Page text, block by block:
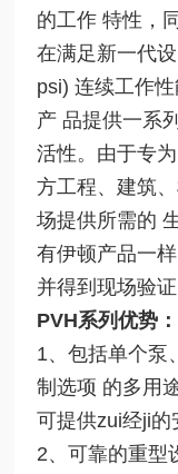
的工作 特性，
在满足新一代
psi) 连续工作
产 品提供一系
活性。由于专
方工程、建筑
场提供所需的
有伊顿产品一
并得到现场验证
PVH系列优势：
1、包括单个泵
制选项 的多用
可提供zui经ji的
2、可靠的重型